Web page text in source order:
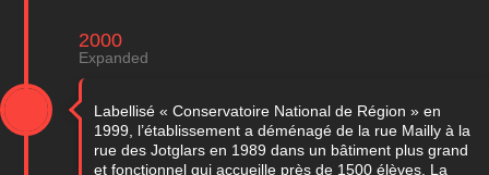
2000
Expanded
Labellisé « Conservatoire National de Région » en
1999, l’établissement a déménagé de la rue Mailly à la
rue des Jotglars en 1989 dans un bâtiment plus grand
et fonctionnel qui accueille près de 1500 élèves. La